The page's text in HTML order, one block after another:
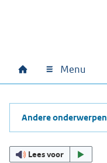
Hoofdnavigatie
Home Menu
Andere onderwerpen
Lees voor